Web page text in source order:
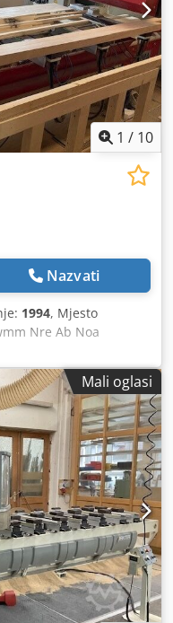
1 / 10
Nazvati
1994, Mjesto
Nre Ab Noa
Mali oglasi